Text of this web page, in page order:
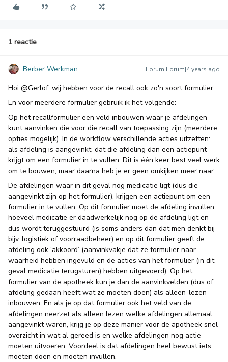
1 reactie
Berber Werkman Forum|Forum|4 years ago
Hoi @Gerlof, wij hebben voor de recall ook zo'n soort formulier.
En voor meerdere formulier gebruik ik het volgende:
Op het recallformulier een veld inbouwen waar je afdelingen
kunt aanvinken die voor die recall van toepassing zijn (meerdere
opties mogelijk). In de workflow verschillende acties uitzetten:
als afdeling is aangevinkt, dat die afdeling dan een actiepunt
krijgt om een formulier in te vullen. Dit is één keer best veel werk
om te bouwen, maar daarna heb je er geen omkijken meer naar.
De afdelingen waar in dit geval nog medicatie ligt (dus die
aangevinkt zijn op het formulier), krijgen een actiepunt om een
formulier in te vullen. Op dit formulier moet de afdeling invullen
hoeveel medicatie er daadwerkelijk nog op de afdeling ligt en
dus wordt teruggestuurd (is soms anders dan dat men denkt bij
bijv. logistiek of voorraadbeheer) en op dit formulier geeft de
afdeling ook ‘akkoord’ (aanvinkvakje dat ze formulier naar
waarheid hebben ingevuld en de acties van het formulier (in dit
geval medicatie terugsturen) hebben uitgevoerd). Op het
formulier van de apotheek kun je dan de aanvinkvelden (dus of
afdeling gedaan heeft wat ze moeten doen) als alleen-lezen
inbouwen. En als je op dat formulier ook het veld van de
afdelingen neerzet als alleen lezen welke afdelingen allemaal
aangevinkt waren, krijg je op deze manier voor de apotheek snel
overzicht in wat al gereed is en welke afdelingen nog actie
moeten uitvoeren. Voordeel is dat afdelingen heel bewust iets
moeten doen en moeten invullen.